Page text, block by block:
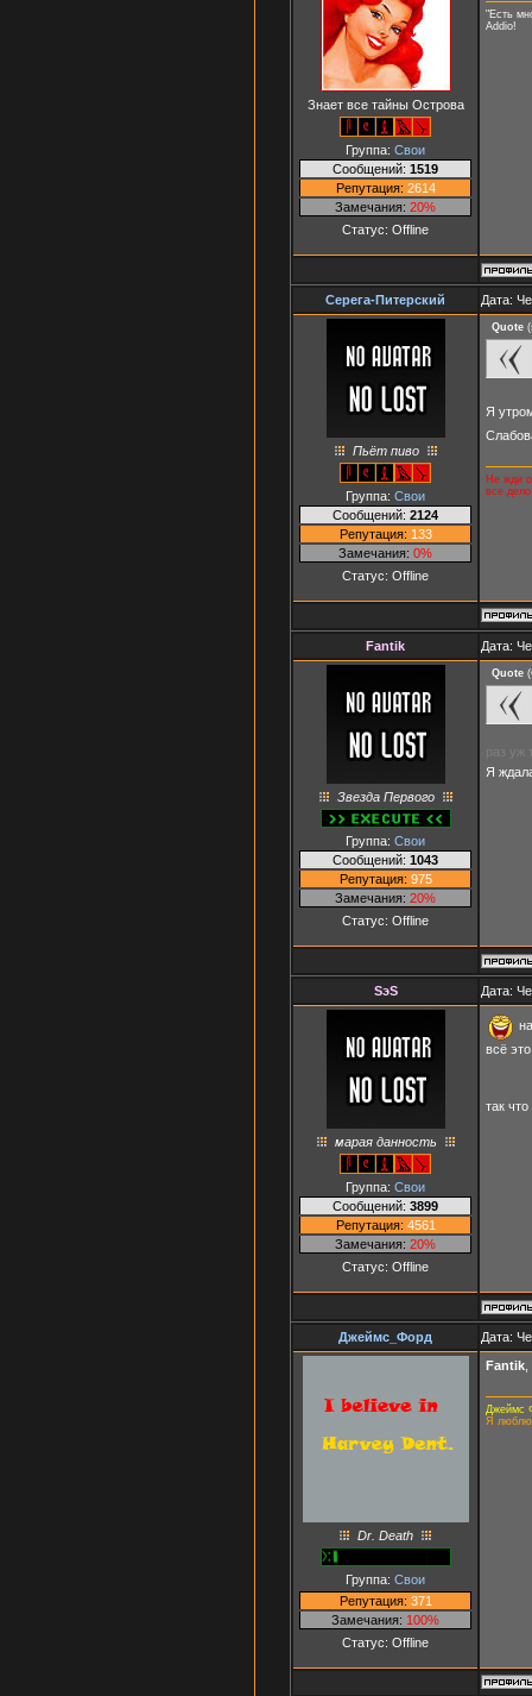
Знает все тайны Острова
Группа: Свои
Сообщений: 1519
Репутация: 2614
Замечания: 20%
Статус: Offline
"Есть
Addio!
Серега-Питерский Дата:
Пьёт пиво
Группа: Свои
Сообщений: 2124
Репутация: 133
Замечания: 0%
Статус: Offline
Quote (
Я
Не жди
все
Fantik Дата:
Звезда Первого
Группа: Свои
Сообщений: 1043
Репутация: 975
Замечания: 20%
Статус: Offline
Quote (
раз уж
Я
SэS Дата:
марая данность
Группа: Свои
Сообщений: 3899
Репутация: 4561
Замечания: 20%
Статус: Offline
всё
так что
Джеймс_Форд Дата:
Dr. Death
Группа: Свои
Репутация: 371
Замечания: 100%
Статус: Offline
Fantik
Джеймс
Я люблю